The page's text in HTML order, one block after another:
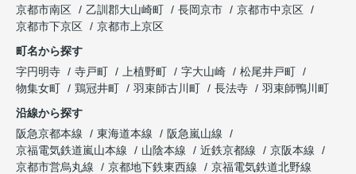
京都市南区
乙訓郡大山崎町 長岡京市
京都市中京区
京都市下京区
京都市上京区
町名から探す
字円明寺
寺戸町 上植野町 字大山崎
松尾井戸町
物集女町
鶏冠井町 羽束師古川町 長法寺
羽束師鴨川町
沿線から探す
阪急京都本線
東海道本線
阪急嵐山線
京福電気鉄道嵐山本線
山陰本線 近鉄京都線
京阪本線
京都市営烏丸線
京都地下鉄東西線
京福電気鉄道北野線